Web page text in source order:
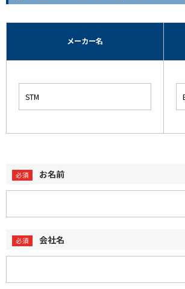
メーカー名
お名前
会社名